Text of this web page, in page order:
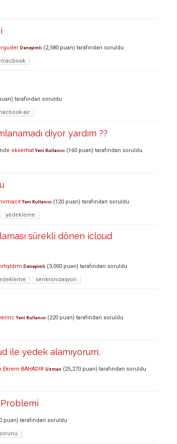
Deneyimli (2,580 puan) tarafından soruldu
macbook
tarafından soruldu
air
diyor yardım ??
okserhat Yeni Kullanıcı (160 puan) tarafından soruldu
Yeni Kullanıcı (120 puan) tarafından soruldu
yedekleme
sürekli dönen icloud
Deneyimli (3,000 puan) tarafından soruldu
senkronizasyon
Yeni Kullanıcı (220 puan) tarafından soruldu
ile yedek alamıyorum.
Ekrem BAHADIR Uzman (25,270 puan) tarafından soruldu
puan) tarafından soruldu
sorunu